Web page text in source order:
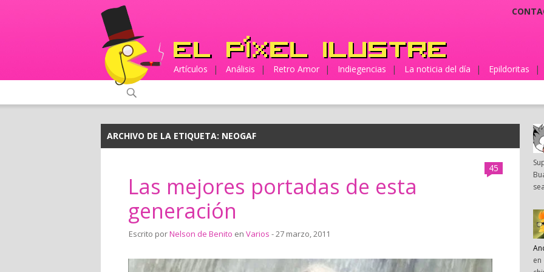
Artículos | Análisis | Retro Amor | Indiegencias | La noticia del día | Epildoritas |
ARCHIVO DE LA ETIQUETA: NEOGAF
45
Las mejores portadas de esta
generación
Escrito porNelson de Benito en Varios - 27 marzo, 2011
en